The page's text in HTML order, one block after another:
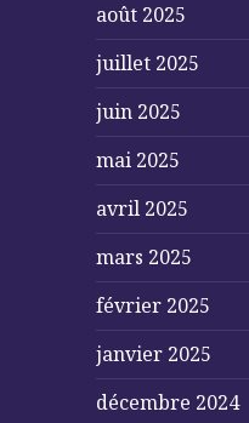
août 2025
juillet 2025
juin 2025
mai 2025
avril 2025
mars 2025
février 2025
janvier 2025
décembre 2024